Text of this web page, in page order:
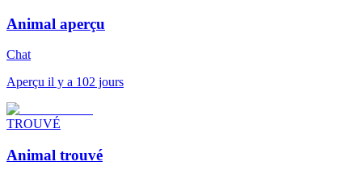
Animal aperçu
Chat
Aperçu il y a 102 jours
TROUVÉ
Animal trouvé